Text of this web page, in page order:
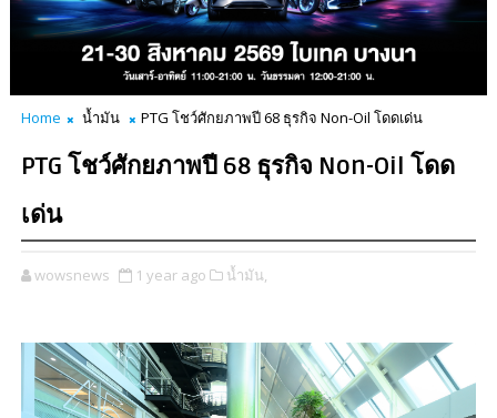
Home น้ำมัน PTG โชว์ศักยภาพปี 68 ธุรกิจ Non-Oil โดดเด่น
PTG โชว์ศักยภาพปี 68 ธุรกิจ Non-Oil โดด
เด่น
wowsnews 1 year ago น้ำมัน,